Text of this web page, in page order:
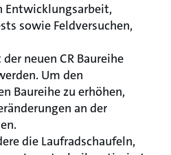
Entwicklungsarbeit,
sowie Feldversuchen,
neuen CR Baureihe
Um den
Baureihe zu erhöhen,
an der
die Laufradschaufeln,